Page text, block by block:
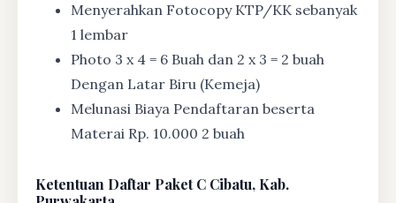
Menyerahkan Fotocopy KTP/KK sebanyak
1 lembar
Photo 3 x 4 = 6 Buah dan 2 x 3 = 2 buah
Dengan Latar Biru (Kemeja)
Melunasi Biaya Pendaftaran beserta
Materai Rp. 10.000 2 buah
Ketentuan Daftar Paket C Cibatu, Kab.